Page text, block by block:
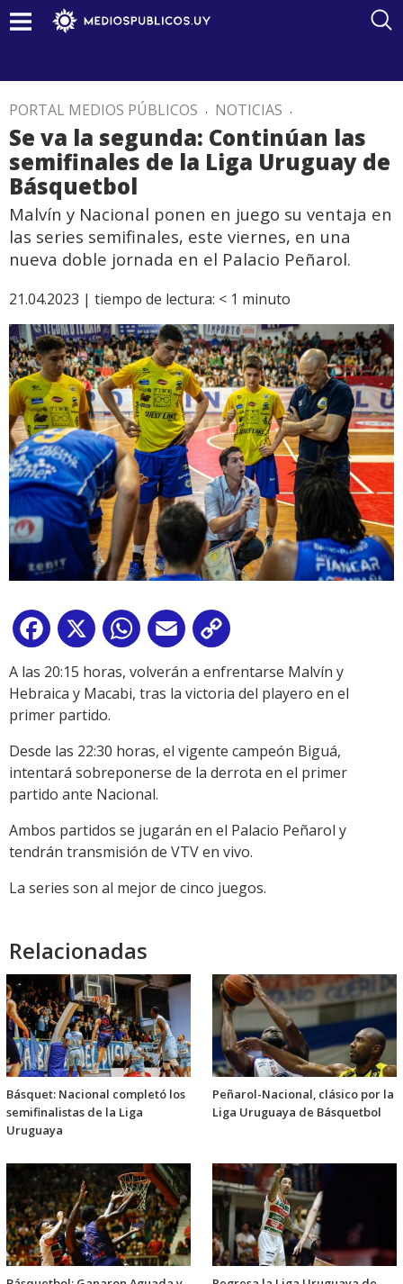
PORTAL MEDIOS PÚBLICOS . NOTICIAS .
Se va la segunda: Continúan las
semifinales de la Liga Uruguay de
Básquetbol
Malvín y Nacional ponen en juego su ventaja en
las series semifinales, este viernes, en una
nueva doble jornada en el Palacio Peñarol.
21.04.2023 | tiempo de lectura: < 1 minuto
Facebook
X WhatsApp
Email
Link
A las 20:15 horas, volverán a enfrentarse Malvín y
Hebraica y Macabi, tras la victoria del playero en el
primer partido.
Desde las 22:30 horas, el vigente campeón Biguá,
intentará sobreponerse de la derrota en el primer
partido ante Nacional.
Ambos partidos se jugarán en el Palacio Peñarol y
tendrán transmisión de VTV en vivo.
La series son al mejor de cinco juegos.
Relacionadas
Básquet: Nacional completó los
semifinalistas de la Liga
Uruguaya
Peñarol-Nacional, clásico por la
Liga Uruguaya de Básquetbol